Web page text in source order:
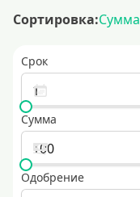
Сортировка:Сумма
Срок
Сумма
Одобрение